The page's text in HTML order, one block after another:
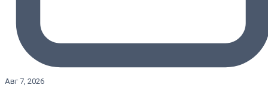
Авг 7, 2026